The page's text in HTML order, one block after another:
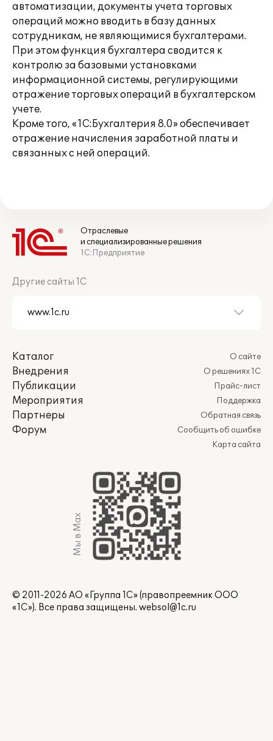
автоматизации, документы учета торговых
операций можно вводить в базу данных
сотрудникам, не являющимися бухгалтерами.
При этом функция бухгалтера сводится к
контролю за базовыми установками
информационной системы, регулирующими
отражение торговых операций в бухгалтерском
учете.
Кроме того, «1С:Бухгалтерия 8.0» обеспечивает
отражение начисления заработной платы и
связанных с ней операций.
Отраслевые
и специализированные решения
1С:Предприятие
Другие сайты 1С
Каталог
Внедрения
Публикации
Мероприятия
Партнеры
Форум
О сайте
О решениях 1С
Прайс-лист
Поддержка
Обратная связь
Сообщить об ошибке
Карта сайта
Мы в Max
© 2011-2026 АО «Группа 1С» (правопреемник ООО
«1С»). Все права защищены. websol@1c.ru